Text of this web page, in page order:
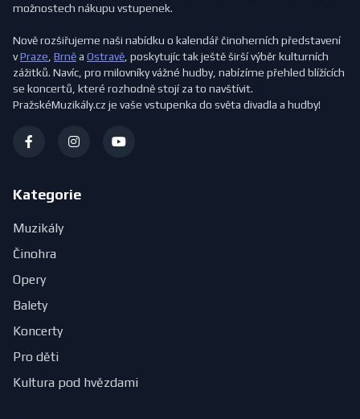
možnostech nákupu vstupenek.
Nově rozšiřujeme naši nabídku o kalendář činoherních představení
vPraze Brněa Ostravě , poskytujíc tak ještě širší výběr kulturních
zážitků. Navíc, pro milovníky vážné hudby, nabízíme přehled blížících
se koncertů, které rozhodně stojí za to navštívit.
PražskéMuzikály.cz je vaše vstupenka do světa divadla a hudby!
Kategorie
Muzikály
Činohra
Opery
Balety
Koncerty
Pro děti
Kultura pod hvězdami